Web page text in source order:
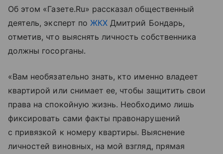
Об этом «Газете.Ru» рассказал общественный
деятель, эксперт по ЖКХ Дмитрий Бондарь,
отметив, что выяснять личность собственника
должны госорганы.
«Вам необязательно знать, кто именно владеет
квартирой или снимает ее, чтобы защитить свои
права на спокойную жизнь. Необходимо лишь
фиксировать сами факты правонарушений
с привязкой к номеру квартиры. Выяснение
личностей виновных, на мой взгляд, прямая